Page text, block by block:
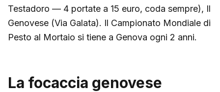
Testadoro — 4 portate a 15 euro, coda sempre), Il
Genovese (Via Galata). Il Campionato Mondiale di
Pesto al Mortaio si tiene a Genova ogni 2 anni.
La focaccia genovese